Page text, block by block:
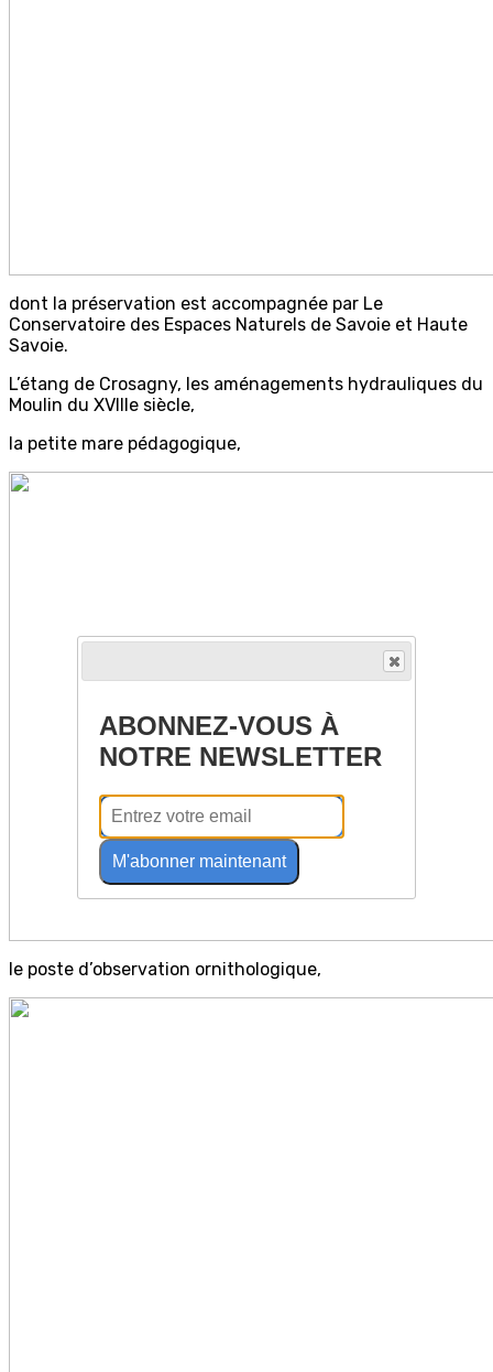
dont la préservation est accompagnée par Le
Conservatoire des Espaces Naturels de Savoie et Haute
Savoie.
L’étang de Crosagny, les aménagements hydrauliques du
Moulin du XVIIIe siècle,
la petite mare pédagogique,
le poste d’observation ornithologique,
ABONNEZ-VOUS À
NOTRE NEWSLETTER
M'abonner maintenant